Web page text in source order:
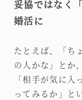
妥協ではなく
婚活に
たとえば、「ち
の人かな」とか、
「相手が気に
ってみるか」と